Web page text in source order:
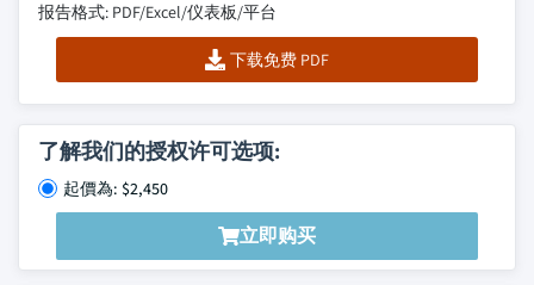
报告格式: PDF/Excel/仪表板/平台
下载免费 PDF
了解我们的授权许可选项:
起價為: $2,450
立即购买